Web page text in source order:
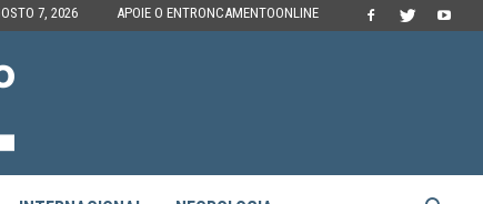
7, 2026 APOIE O ENTRONCAMENTOONLINE